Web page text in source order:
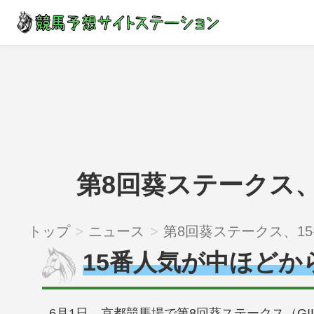
第8回葵ステークス
トップ ニュース 第8回葵ステークス、15番人気アブキールベイが1分08秒
15番人気が中ほどか